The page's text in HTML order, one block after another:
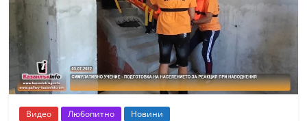
т
з
а
н
Видео Любопитно Новини